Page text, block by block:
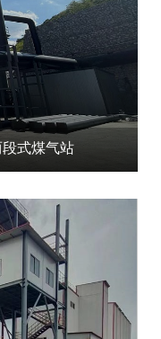
式煤气站